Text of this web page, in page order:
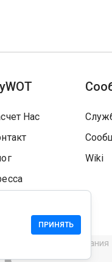
Нас
Wiki
Условия использования
ПРИНЯТЬ